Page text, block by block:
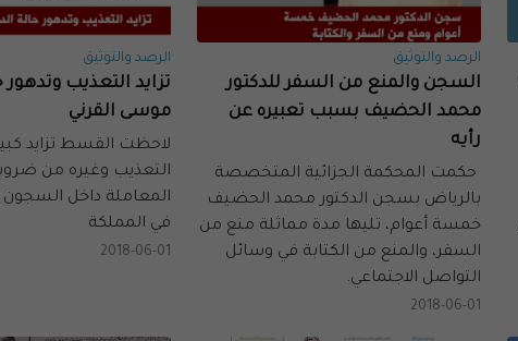
الرصد والتوثيق
السجن والمنع من السفر للدكتور
محمد الحضيف بسبب تعبيره عن
رأيه
حكمت المحكمة الجزائية المتخصصة
بالرياض بسجن الدكتور محمد الحضيف
خمسة أعوام، تليها مدة مماثلة منع من
السفر، والمنع من الكتابة في وسائل
التواصل الاجتماعي.
2018-06-01
الرصد والتوثيق
تزايد التعذيب وتدهور
موسى القرني
لاحظت القسط تزايد
التعذيب وغيره من
المعاملة داخل السجون
في المملكة
2018-06-01